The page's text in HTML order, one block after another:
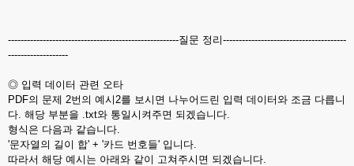
------------------------------------------------------질문 정리---------------------------------------
-------------------
◎ 입력 데이터 관련 오타
PDF의 문제 2번의 예시2를 보시면 나누어드린 입력 데이터와 조금 다릅니
다. 해당 부분을 .txt와 통일시켜주면 되겠습니다.
형식은 다음과 같습니다.
'문자열의 길이 합' + '카드 번호들' 입니다.
따라서 해당 예시는 아래와 같이 고쳐주시면 되겠습니다.